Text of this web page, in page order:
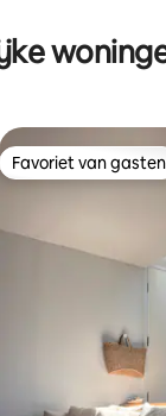
van 4,96
Favoriet van gasten
Favoriet van gasten